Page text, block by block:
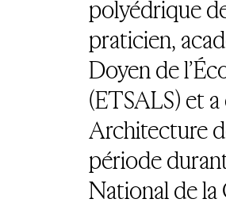
polyédrique
praticien,
Doyen de
(ETSALS) et
Architecture
période
National de la